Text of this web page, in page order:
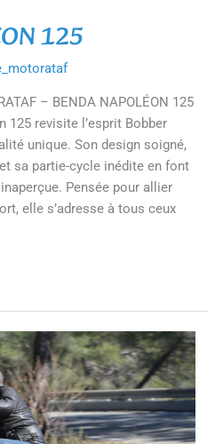
125
– BENDA NAPOLÉON 125
125 revisite l’esprit Bobber
unique. Son design soigné,
sa partie-cycle inédite en font
Pensée pour allier
elle s’adresse à tous ceux